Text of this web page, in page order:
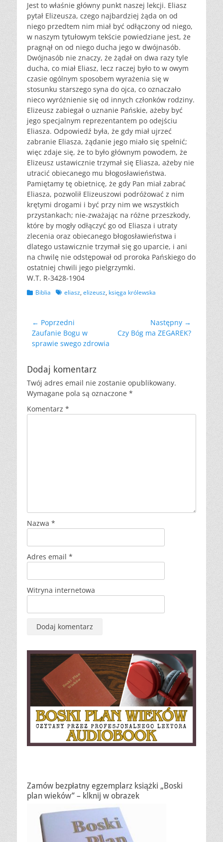
Jest to właśnie główny punkt naszej lekcji. Eliasz
pytał Elizeusza, czego najbardziej żąda on od
niego przedtem nim miał być odłączony od niego,
w naszym tytułowym tekście powiedziane jest, że
pragnął on od niego ducha jego w dwójnasób.
Dwójnasób nie znaczy, że żądał on dwa razy tyle
ducha, co miał Eliasz, lecz raczej było to w owym
czasie ogólnym sposobem wyrażenia się w
stosunku starszego syna do ojca, co oznaczało
nieco wyróżnienie się od innych członków rodziny.
Elizeusz zabiegał o uznanie Pańskie, ażeby być
jego specjalnym reprezentantem po odejściu
Eliasza. Odpowiedź była, że gdy miał ujrzeć
zabranie Eliasza, żądanie jego miało się spełnić;
więc zdaje się, że to było głównym powodem, że
Elizeusz ustawicznie trzymał się Eliasza, ażeby nie
utracić obiecanego mu błogosławieństwa.
Pamiętamy tę obietnicę, że gdy Pan miał zabrać
Eliasza, pozwolił Elizeuszowi podróżować z nim
krętymi drogami i być przy nim we wszystkich
przystankach; nie-zważając na różne przeszkody,
które by mogły odłączyć go od Eliasza i utraty
zlecenia oraz obiecanego błogosławieństwa i
dlatego ustawicznie trzymał się go uparcie, i ani
na chwilę nie odstępował od proroka Pańskiego do
ostatniej chwili jego pielgrzymki.
W.T. R-3428-1904
Kategorii
Biblia Tagów
eliasz, elizeusz, księga królewska
Nawigacja
wpisu
← Poprzedni
Poprzedni
wpis:
Zaufanie Bogu w
sprawie swego zdrowia
Następny →
Następny
Czy Bóg ma ZEGAREK?
Dodaj komentarz
Twój adres email nie zostanie opublikowany.
Wymagane pola są oznaczone *
Komentarz *
Nazwa *
Adres email *
Witryna internetowa
Zamów bezpłatny egzemplarz książki „Boski
plan wieków” – klknij w obrazek